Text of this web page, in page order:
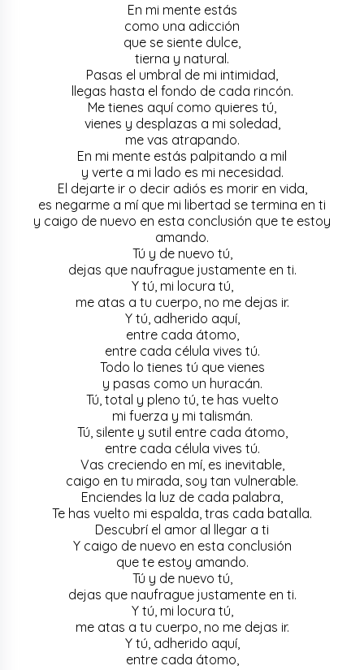
En mi mente estás
como una adicción
que se siente dulce,
tierna y natural.
Pasas el umbral de mi intimidad,
llegas hasta el fondo de cada rincón.
Me tienes aquí como quieres tú,
vienes y desplazas a mi soledad,
me vas atrapando.
En mi mente estás palpitando a mil
y verte a mi lado es mi necesidad.
El dejarte ir o decir adiós es morir en vida,
es negarme a mí que mi libertad se termina en ti
y caigo de nuevo en esta conclusión que te estoy
amando.
Tú y de nuevo tú,
dejas que naufrague justamente en ti.
Y tú, mi locura tú,
me atas a tu cuerpo, no me dejas ir.
Y tú, adherido aquí,
entre cada átomo,
entre cada célula vives tú.
Todo lo tienes tú que vienes
y pasas como un huracán.
Tú, total y pleno tú, te has vuelto
mi fuerza y mi talismán.
Tú, silente y sutil entre cada átomo,
entre cada célula vives tú.
Vas creciendo en mí, es inevitable,
caigo en tu mirada, soy tan vulnerable.
Enciendes la luz de cada palabra,
Te has vuelto mi espalda, tras cada batalla.
Descubrí el amor al llegar a ti
Y caigo de nuevo en esta conclusión
que te estoy amando.
Tú y de nuevo tú,
dejas que naufrague justamente en ti.
Y tú, mi locura tú,
me atas a tu cuerpo, no me dejas ir.
Y tú, adherido aquí,
entre cada átomo,